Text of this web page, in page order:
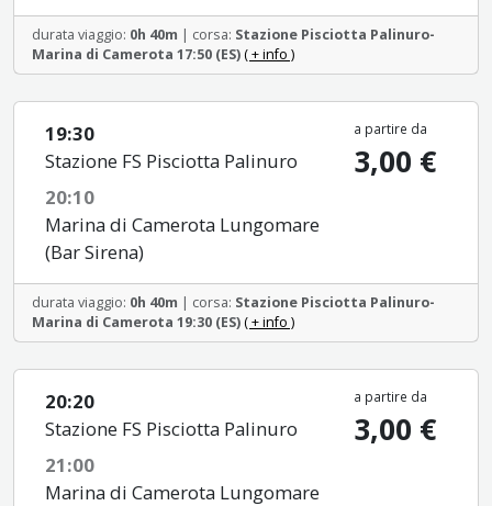
durata viaggio: 0h 40m | corsa: Stazione Pisciotta Palinuro-
Marina di Camerota 17:50 (ES)( + info )
19:30
Stazione FS Pisciotta Palinuro
20:10
Marina di Camerota Lungomare
(Bar Sirena)
a partire da
3,00 €
durata viaggio: 0h 40m | corsa: Stazione Pisciotta Palinuro-
Marina di Camerota 19:30 (ES)( + info )
20:20
Stazione FS Pisciotta Palinuro
21:00
Marina di Camerota Lungomare
a partire da
3,00 €